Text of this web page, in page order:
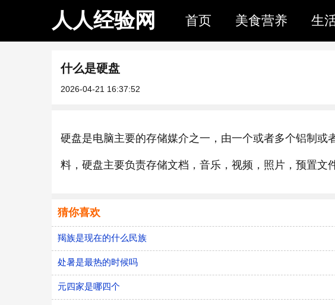
人人经验网 首页 美食营养 生
什么是硬盘
2026-04-21 16:37:52
硬盘是电脑主要的存储媒介之一，由一个或者多个铝制或
料，硬盘主要负责存储文档，音乐，视频，照片，预置文
猜你喜欢
羯族是现在的什么民族
处暑是最热的时候吗
元四家是哪四个